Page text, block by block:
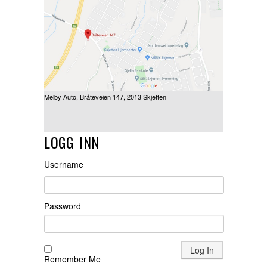
Melby Auto, Bråteveien 147, 2013 Skjetten
LOGG INN
Username
Password
Remember Me